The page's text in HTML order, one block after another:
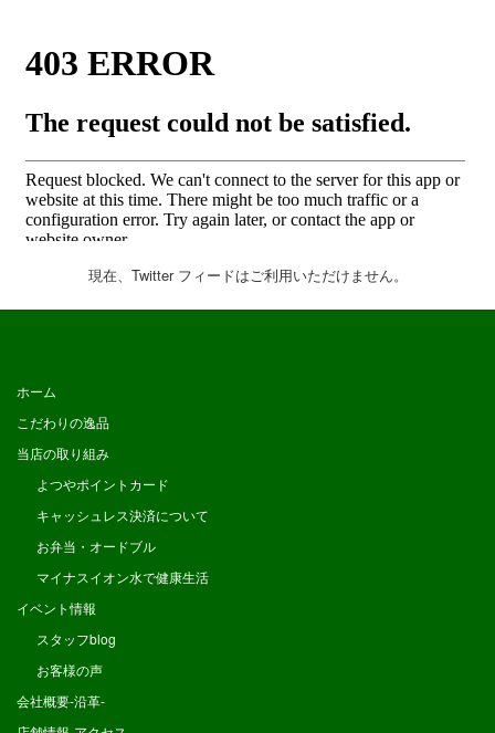
現在、Twitter フィードはご利用いただけません。
ホーム
こだわりの逸品
当店の取り組み
よつやポイントカード
キャッシュレス決済について
お弁当・オードブル
マイナスイオン水で健康生活
イベント情報
スタッフblog
お客様の声
会社概要-沿革-